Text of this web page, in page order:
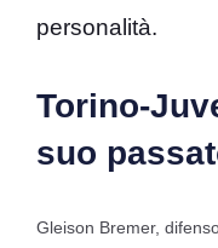
personalità.
Torino-
suo
Gleison Bremer,